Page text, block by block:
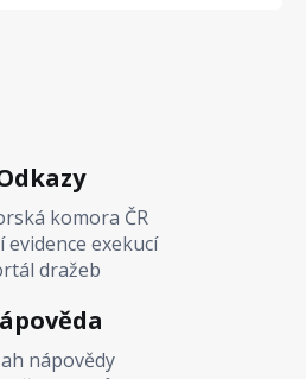
komora ČR
evidence exekucí
dražeb
nápovědy